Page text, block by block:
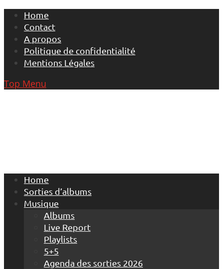
Skip
content
Home
Contact
A propos
Politique de confidentialité
Mentions Légales
Top Menu
Home
Sorties d’albums
Musique
Albums
Live Report
Playlists
5+5
Agenda des sorties 2026